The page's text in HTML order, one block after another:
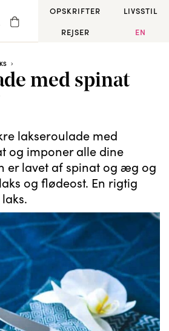
OPSKRIFTER
LIVSSTIL
REJSER
EN
med spinat
lakseroulade med
og imponer alle dine
er lavet af spinat og æg og
og flødeost. En rigtig